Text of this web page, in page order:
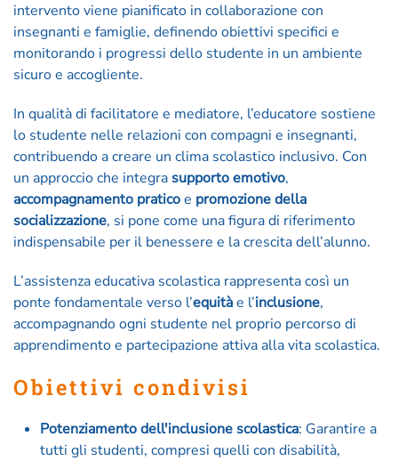
intervento viene pianificato in collaborazione con
insegnanti e famiglie, definendo obiettivi specifici e
monitorando i progressi dello studente in un ambiente
sicuro e accogliente.
In qualità di facilitatore e mediatore, l’educatore sostiene
lo studente nelle relazioni con compagni e insegnanti,
contribuendo a creare un clima scolastico inclusivo. Con
un approccio che integrasupporto emotivo,
accompagnamento praticoe promozione della
socializzazione, si pone come una figura di riferimento
indispensabile per il benessere e la crescita dell’alunno.
L’assistenza educativa scolastica rappresenta così un
ponte fondamentale verso l’equitàe l’inclusione,
accompagnando ogni studente nel proprio percorso di
apprendimento e partecipazione attiva alla vita scolastica.
Obiettivi condivisi
Potenziamento dell'inclusione scolastica: Garantire a
tutti gli studenti, compresi quelli con disabilità,